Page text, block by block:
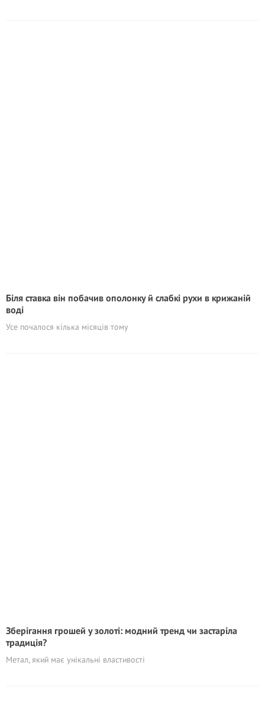
Біля ставка він побачив ополонку й слабкі рухи в крижаній
воді
Усе почалося кілька місяців тому
Зберігання грошей у золоті: модний тренд чи застаріла
традиція?
Метал, який має унікальні властивості